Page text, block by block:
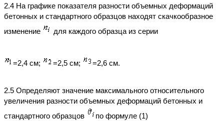
2.4 На графике показателя разности объемных деформаций
бетонных и стандартного образцов находят скачкообразное
изменение
для каждого образца из серии
=2,4 см; =2,5 см; =2,6 см.
2.5 Определяют значение максимального относительного
увеличения разности объемных деформаций бетонных и
стандартного образцов
по формуле (1)